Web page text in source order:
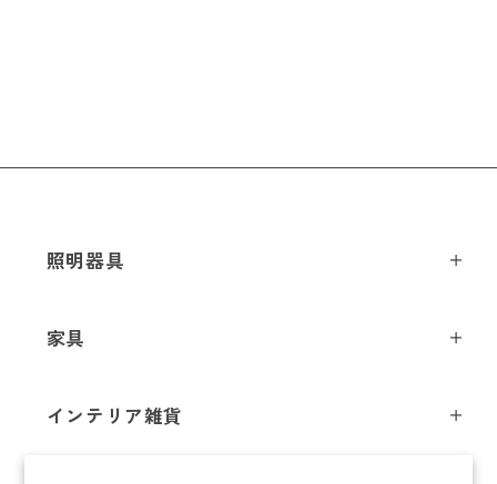
照明器具
シーリングライト
テーブルライト
家具
チェア
インテリア雑貨